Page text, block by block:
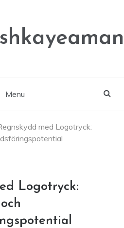
Menu
med Logotryck:
Logotryck: